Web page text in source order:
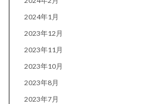
2024年1月
2023年12月
2023年11月
2023年10月
2023年8月
2023年7月